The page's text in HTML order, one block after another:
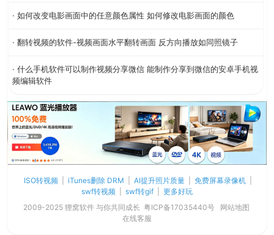
· 如何改变电影画面中的任意颜色属性 如何修改电影画面的颜色
· 翻转视频的软件-视频画面水平翻转画面 反方向播放如同照镜子
· 什么手机软件可以制作视频分享微信 能制作分享到微信的安卓手机视
频编辑软件
ISO转视频 iTunes删除 DRM AI提升照片质量 免费屏幕录像机
swf转视频
swf转gif
更多好玩
2009-2025 狸窝软件 与你共同成长 粤ICP备17035440号
网站地图
在线客服